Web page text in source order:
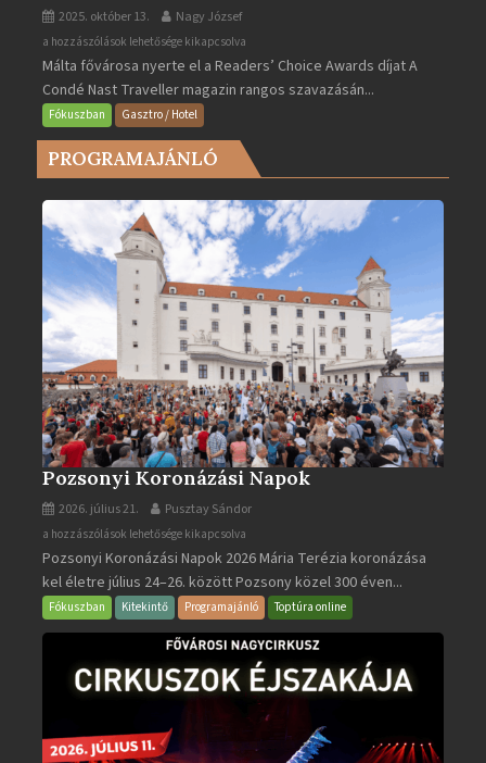
2025. október 13. Nagy József
Valletta
lett
Európa
legjobb
városa
2025-
bejegyzéshez
a hozzászólások lehetősége kikapcsolva
Málta fővárosa nyerte el a Readers’ Choice Awards díjat A
Condé Nast Traveller magazin rangos szavazásán...
Fókuszban Gasztro / Hotel
PROGRAMAJÁNLÓ
Pozsonyi Koronázási Napok
2026. július 21. Pusztay Sándor
Pozsonyi
Koronázási
Napok
bejegyzéshez
a hozzászólások lehetősége kikapcsolva
Pozsonyi Koronázási Napok 2026 Mária Terézia koronázása
kel életre július 24–26. között Pozsony közel 300 éven...
Fókuszban Kitekintő Programajánló Toptúra online